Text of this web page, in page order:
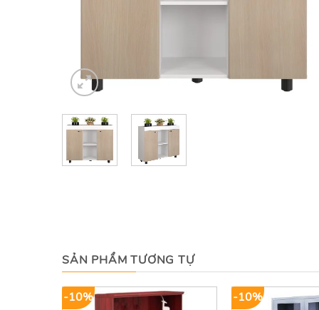
SẢN PHẨM TƯƠNG TỰ
-10% -10%